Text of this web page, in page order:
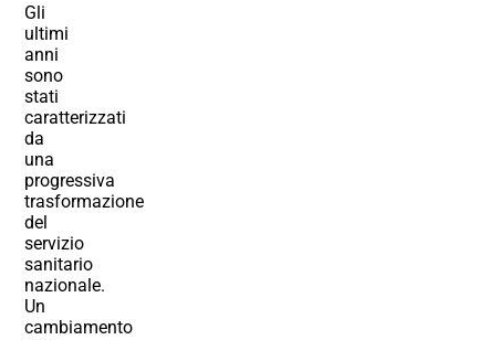
Gli
ultimi
anni
sono
stati
caratterizzati
da
una
progressiva
trasformazione
del
servizio
sanitario
nazionale.
Un
cambiamento